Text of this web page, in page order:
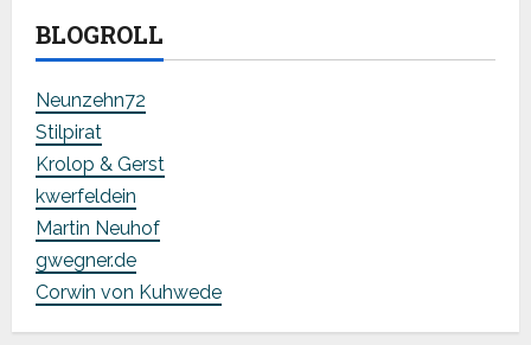
BLOGROLL
Neunzehn72
Stilpirat
Krolop & Gerst
kwerfeldein
Martin Neuhof
gwegner.de
Corwin von Kuhwede